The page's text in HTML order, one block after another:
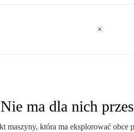
ma dla nich
która ma eksplorować obce